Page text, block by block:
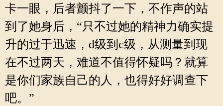
卡一眼，后者颤抖了一下，不作声的站
到了她身后，“只不过她的精神力确实提
升的过于迅速，d级到c级，从测量到现
在不过两天，难道不值得怀疑吗？就算
是你们家族自己的人，也得好好调查下
吧。”